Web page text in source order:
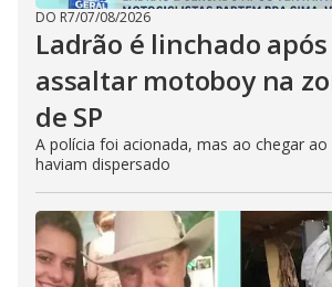
DO R7/07/08/2026
Ladrão é linchado
assaltar motoboy na
de SP
A polícia foi acionada, mas ao chegar
haviam dispersado